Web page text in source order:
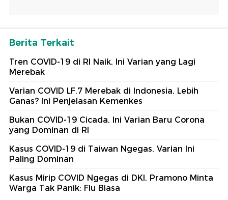
Berita Terkait
Tren COVID-19 di RI Naik, Ini Varian yang Lagi
Merebak
Varian COVID LF.7 Merebak di Indonesia, Lebih
Ganas? Ini Penjelasan Kemenkes
Bukan COVID-19 Cicada, Ini Varian Baru Corona
yang Dominan di RI
Kasus COVID-19 di Taiwan Ngegas, Varian Ini
Paling Dominan
Kasus Mirip COVID Ngegas di DKI, Pramono Minta
Warga Tak Panik: Flu Biasa